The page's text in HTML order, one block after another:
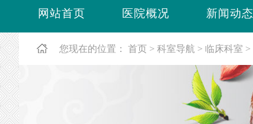
网站首页 医院概况 新闻动态
您现在的位置： 首页 科室导航 临床科室